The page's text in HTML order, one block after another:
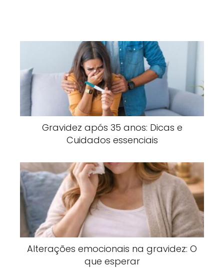
Gravidez após 35 anos: Dicas e
Cuidados essenciais
Alterações emocionais na gravidez: O
que esperar